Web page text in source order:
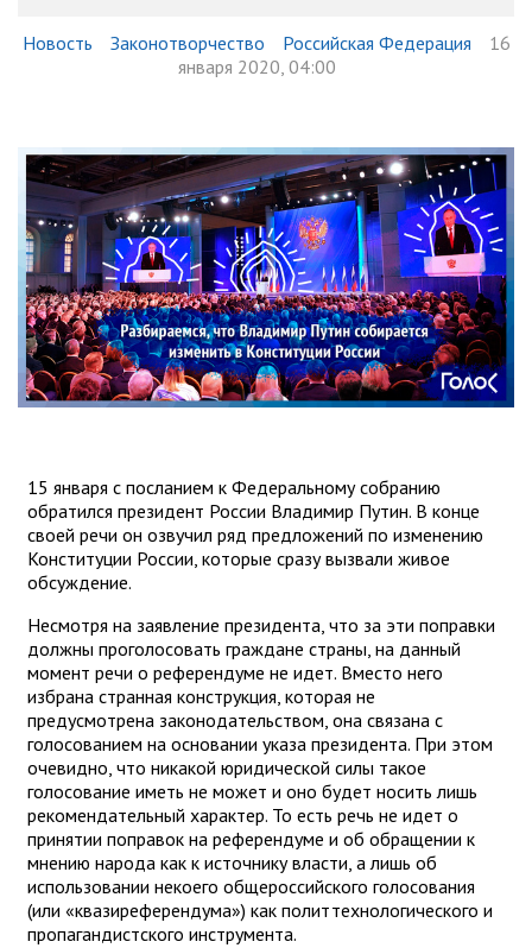
Новость Законотворчество Российская Федерация
16
января 2020, 04:00
15 января с посланием к Федеральному собранию
обратился президент России Владимир Путин. В конце
своей речи он озвучил ряд предложений по изменению
Конституции России, которые сразу вызвали живое
обсуждение.
Несмотря на заявление президента, что за эти поправки
должны проголосовать граждане страны, на данный
момент речи о референдуме не идет. Вместо него
избрана странная конструкция, которая не
предусмотрена законодательством, она связана с
голосованием на основании указа президента. При этом
очевидно, что никакой юридической силы такое
голосование иметь не может и оно будет носить лишь
рекомендательный характер. То есть речь не идет о
принятии поправок на референдуме и об обращении к
мнению народа как к источнику власти, а лишь об
использовании некоего общероссийского голосования
(или «квазиреферендума») как политтехнологического и
пропагандистского инструмента.